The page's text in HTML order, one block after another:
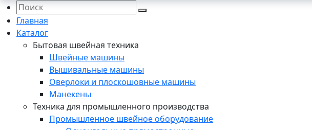
Главная
Каталог
Бытовая швейная техника
Швейные машины
Вышивальные машины
Оверлоки и плоскошовные машины
Манекены
Техника для промышленного производства
Промышленное швейное оборудование